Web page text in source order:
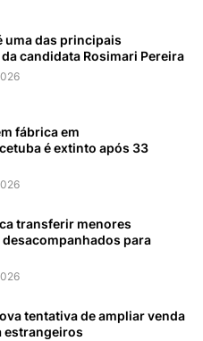
uma das principais
candidata Rosimari Pereira
fábrica em
é extinto após 33
transferir menores
para
tentativa de ampliar venda
estrangeiros